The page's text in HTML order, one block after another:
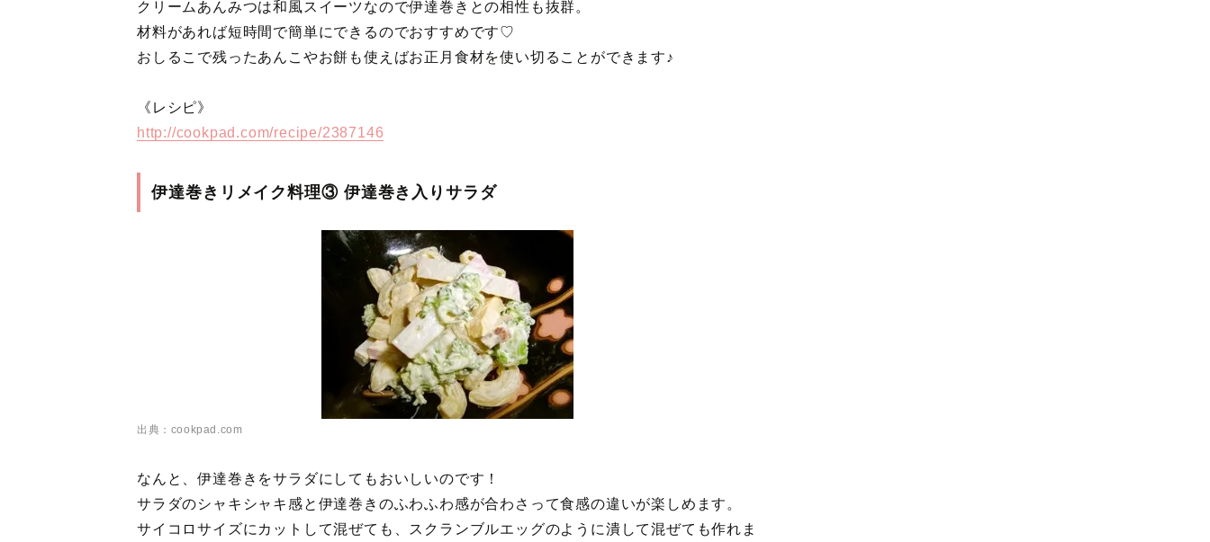
クリームあんみつは和風スイーツなので伊達巻きとの相性も抜群。
材料があれば短時間で簡単にできるのでおすすめです♡
おしるこで残ったあんこやお餅も使えばお正月食材を使い切ることができます♪
《レシピ》
http://cookpad.com/recipe/2387146
伊達巻きリメイク料理③ 伊達巻き入りサラダ
出典：cookpad.com
なんと、伊達巻きをサラダにしてもおいしいのです！
サラダのシャキシャキ感と伊達巻きのふわふわ感が合わさって食感の違いが楽しめます。
サイコロサイズにカットして混ぜても、スクランブルエッグのように潰して混ぜても作れま